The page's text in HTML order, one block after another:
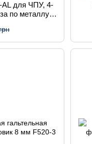
AL для ЧПУ, 4-
по металлу,